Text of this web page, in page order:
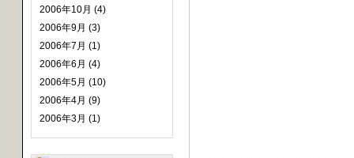
2006年10月 (4)
2006年9月 (3)
2006年7月 (1)
2006年6月 (4)
2006年5月 (10)
2006年4月 (9)
2006年3月 (1)